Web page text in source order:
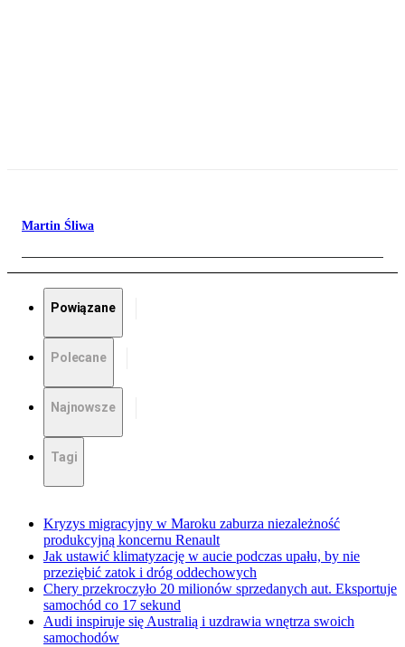
Martin Śliwa
Powiązane
Polecane
Najnowsze
Tagi
Kryzys migracyjny w Maroku zaburza niezależność
produkcyjną koncernu Renault
Jak ustawić klimatyzację w aucie podczas upału, by nie
przeziębić zatok i dróg oddechowych
Chery przekroczyło 20 milionów sprzedanych aut. Eksportuje
samochód co 17 sekund
Audi inspiruje się Australią i uzdrawia wnętrza swoich
samochodów